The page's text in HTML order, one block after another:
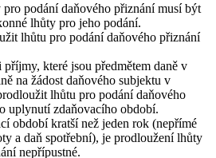
podání daňového přiznání musí být
lhůty pro jeho podání.
lhůtu pro podání daňového přiznání
které jsou předmětem daně v
na žádost daňového subjektu v
lhůtu pro podání daňového
uplynutí zdaňovacího období.
období kratší než jeden rok (nepřímé
a daň spotřební), je prodloužení lhůty
nepřípustné.